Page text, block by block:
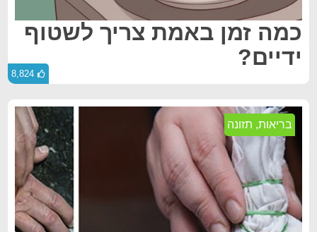
כמה זמן באמת צריך לשטוף
ידיים?
8,824
בריאות, תזונה